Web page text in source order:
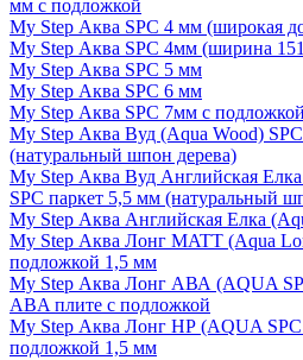
мм с подложкой
My Step Аква SPC 4 мм (широкая
My Step Аква SPC 4мм (ширина
My Step Аква SPC 5 мм
My Step Аква SPC 6 мм
My Step Аква SPC 7мм c
My Step Аква Вуд (Aqua Wood)
(натуральный шпон дерева)
My Step Аква Вуд Английская
SPC паркет 5,5 мм (натуральный
My Step Аква Английская Елка
My Step Аква Лонг MATT (Aqua
подложкой 1,5 мм
My Step Аква Лонг АВА (AQUA
ABA плите с подложкой
My Step Аква Лонг НР (AQUA
подложкой 1,5 мм